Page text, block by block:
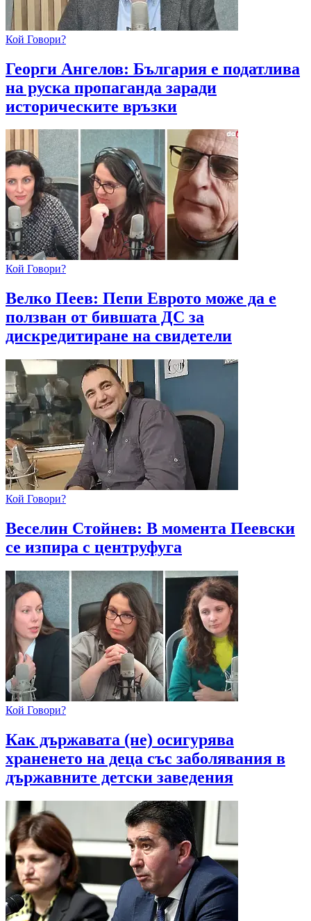
Кой Говори?
Георги Ангелов: България е податлива
на руска пропаганда заради
историческите връзки
Кой Говори?
Велко Пеев: Пепи Еврото може да е
ползван от бившата ДС за
дискредитиране на свидетели
Кой Говори?
Веселин Стойнев: В момента Пеевски
се изпира с центруфуга
Кой Говори?
Как държавата (не) осигурява
храненето на деца със заболявания в
държавните детски заведения